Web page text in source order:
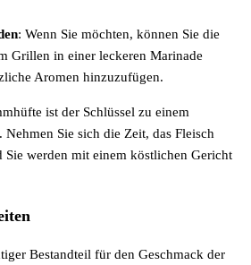
: Wenn Sie möchten, können Sie die
Grillen in einer leckeren Marinade
Aromen hinzuzufügen.
ist der Schlüssel zu einem
Sie sich die Zeit, das Fleisch
werden mit einem köstlichen Gericht
Bestandteil für den Geschmack der